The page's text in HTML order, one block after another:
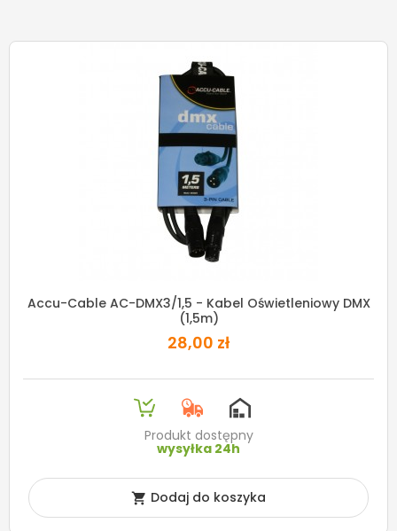
Accu-Cable AC-DMX3/1,5 - Kabel Oświetleniowy DMX
(1,5m)
28,00 zł
Produkt dostępny
wysyłka 24h
 Dodaj do koszyka